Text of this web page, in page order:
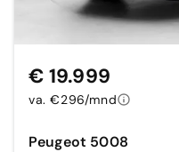
Peugeot 5008
€ 19.999
va. €296/mnd